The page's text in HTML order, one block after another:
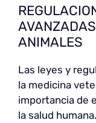
ANIMALES
Las leyes y
la medicina
importancia de
la salud